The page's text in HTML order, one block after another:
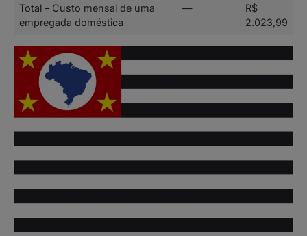
Total – Custo mensal de uma
empregada doméstica
—
R$
2.023,99